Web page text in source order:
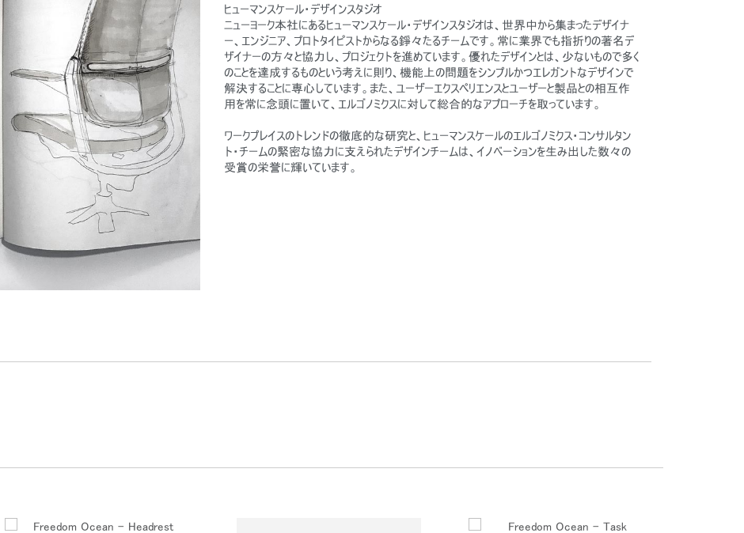
ヒューマンスケール・デザインスタジオ
ニューヨーク本社にあるヒューマンスケール・デザインスタジオは、世界中から集まったデザイナ
ー、エンジニア、プロトタイピストからなる錚々たるチームです。常に業界でも指折りの著名デ
ザイナーの方々と協力し、プロジェクトを進めています。優れたデザインとは、少ないもので多く
のことを達成するものという考えに則り、機能上の問題をシンプルかつエレガントなデザインで
解決することに専心しています。また、ユーザーエクスペリエンスとユーザーと製品との相互作
用を常に念頭に置いて、エルゴノミクスに対して総合的なアプローチを取っています。
ワークプレイスのトレンドの徹底的な研究と、ヒューマンスケールのエルゴノミクス・コンサルタン
ト・チームの緊密な協力に支えられたデザインチームは、イノベーションを生み出した数々の
受賞の栄誉に輝いています。